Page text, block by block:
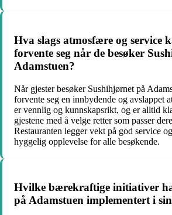
Hva slags atmosfære og service
forvente seg når de besøker
Adamstuen?
Når gjester besøker Sushihjørnet på
forvente seg en innbydende og avslappet
er vennlig og kunnskapsrikt, og er alltid
gjestene med å velge retter som passer
Restauranten legger vekt på god service
hyggelig opplevelse for alle besøkende.
Hvilke bærekraftige initiativer
på Adamstuen implementert i